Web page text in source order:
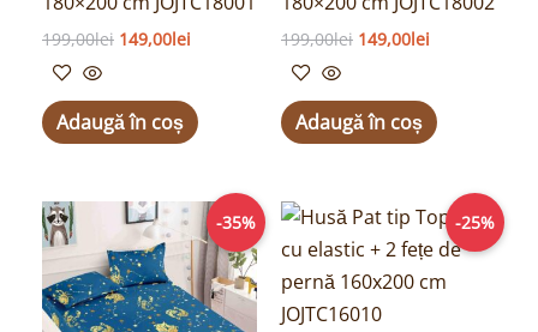
199,00lei 149,00lei
Adaugă în coș
199,00lei 149,00lei
Adaugă în coș
-35%
Prețul
inițial
a
fost:
99,00lei.
Prețul
curent
este:
64,00lei.
-25%
Prețul
inițial
a
fost:
Prețul
curent
este:
149,00lei.